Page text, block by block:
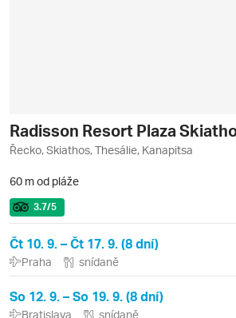
Radisson Resort Plaza
Řecko, Skiathos, Thesálie, Kanapitsa
60 m od pláže
3.7/5
Čt 10. 9. – Čt 17. 9. (8 dní)
Praha snídaně
So 12. 9. – So 19. 9. (8 dní)
Bratislava snídaně